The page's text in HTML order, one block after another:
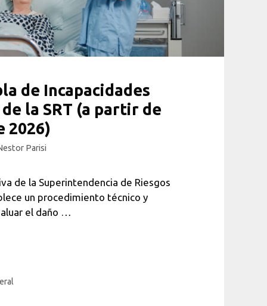
de Incapacidades
la SRT (a partir de
2026)
Parisi
de la Superintendencia de Riesgos
un procedimiento técnico y
el daño …